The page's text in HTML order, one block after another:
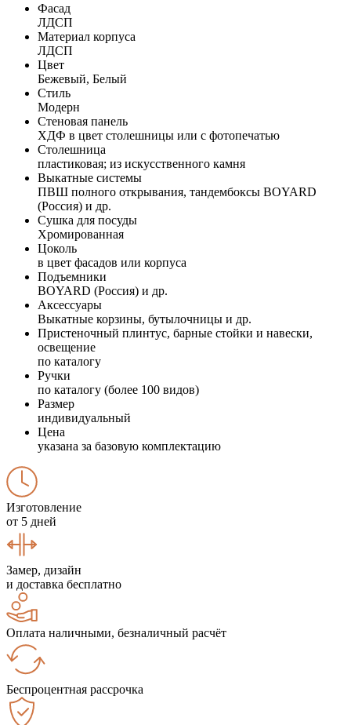
Фасад
ЛДСП
Материал корпуса
ЛДСП
Цвет
Бежевый, Белый
Стиль
Модерн
Стеновая панель
ХДФ в цвет столешницы или с фотопечатью
Столешница
пластиковая; из искусственного камня
Выкатные системы
ПВШ полного открывания, тандембоксы BOYARD
(Россия) и др.
Сушка для посуды
Хромированная
Цоколь
в цвет фасадов или корпуса
Подъемники
BOYARD (Россия) и др.
Аксессуары
Выкатные корзины, бутылочницы и др.
Пристеночный плинтус, барные стойки и навески,
освещение
по каталогу
Ручки
по каталогу (более 100 видов)
Размер
индивидуальный
Цена
указана за базовую комплектацию
Изготовление
от 5 дней
Замер, дизайн
и доставка бесплатно
Оплата наличными, безналичный расчёт
Беспроцентная рассрочка